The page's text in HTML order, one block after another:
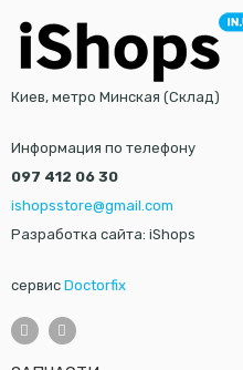
Киев, метро Минская (Склад)
Информация по телефону
097 412 06 30
ishopsstore@gmail.com
Разработка сайта: iShops
сервис Doctorfix